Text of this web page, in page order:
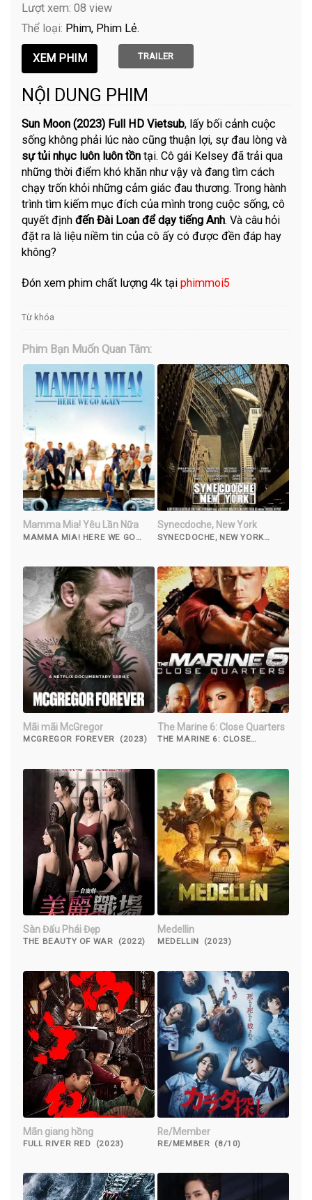
Lượt xem: 08 view
Thể loại: Phim Phim Lẻ
TRAILER
NỘI DUNG PHIM
Sun Moon (2023) Full HD Vietsub, lấy bối cảnh cuộc
sống không phải lúc nào cũng thuận lợi, sự đau lòng và
sự tủi nhục luôn luôn tồntại. Cô gái Kelsey đã trải qua
những thời điểm khó khăn như vậy và đang tìm cách
chạy trốn khỏi những cảm giác đau thương. Trong hành
trình tìm kiếm mục đích của mình trong cuộc sống, cô
quyết định đến Đài Loan để dạy tiếng Anh. Và câu hỏi
đặt ra là liệu niềm tin của cô ấy có được đền đáp hay
không?
Đón xem phim chất lượng 4k tạiphimmoi5
Từ khóa
Phim Bạn Muốn Quan Tâm:
Mamma Mia! Yêu Lần Nữa
MAMMA MIA! HERE WE GO
Synecdoche, New York
SYNECDOCHE, NEW YORK
Mãi mãi McGregor
MCGREGOR FOREVER (2023)
The Marine 6: Close Quarters
THE MARINE 6: CLOSE
Sàn Đấu Phái Đẹp
THE BEAUTY OF WAR (2022)
Medellin
MEDELLIN (2023)
Mãn giang hồng
FULL RIVER RED (2023)
Re/Member
RE/MEMBER (8/10)